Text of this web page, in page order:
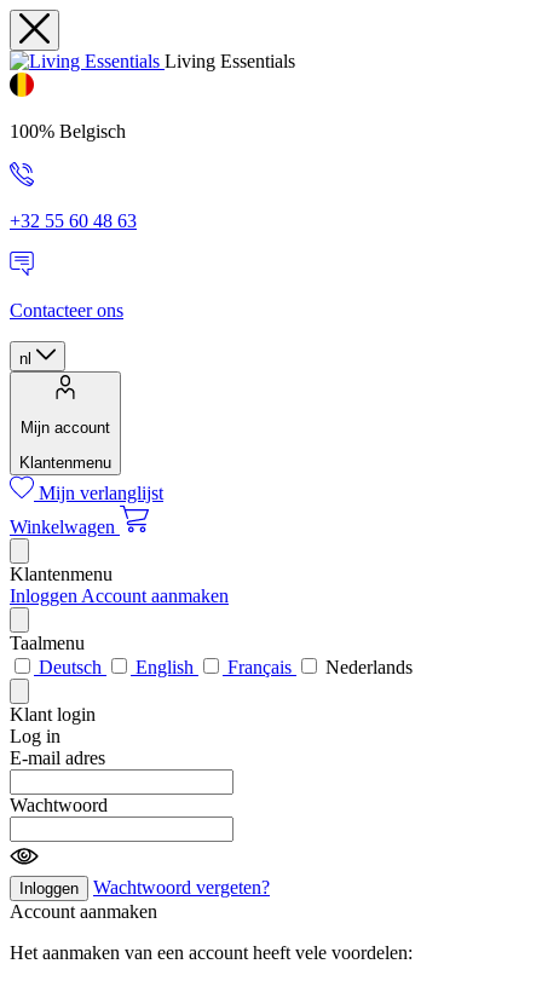
Living Essentials
100% Belgisch
+32 55 60 48 63
Contacteer ons
nl
Mijn account
Klantenmenu
Mijn verlanglijst
Winkelwagen
Klantenmenu
Inloggen Account aanmaken
Taalmenu
Deutsch
English Français Nederlands
Klant login
Log in
E-mail adres
Wachtwoord
Inloggen
Wachtwoord vergeten?
Account aanmaken
Het aanmaken van een account heeft vele voordelen: